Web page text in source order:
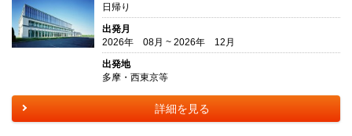
日帰り
出発月
2026年 08月 ~ 2026年 12月
出発地
多摩・西東京等
詳細を見る